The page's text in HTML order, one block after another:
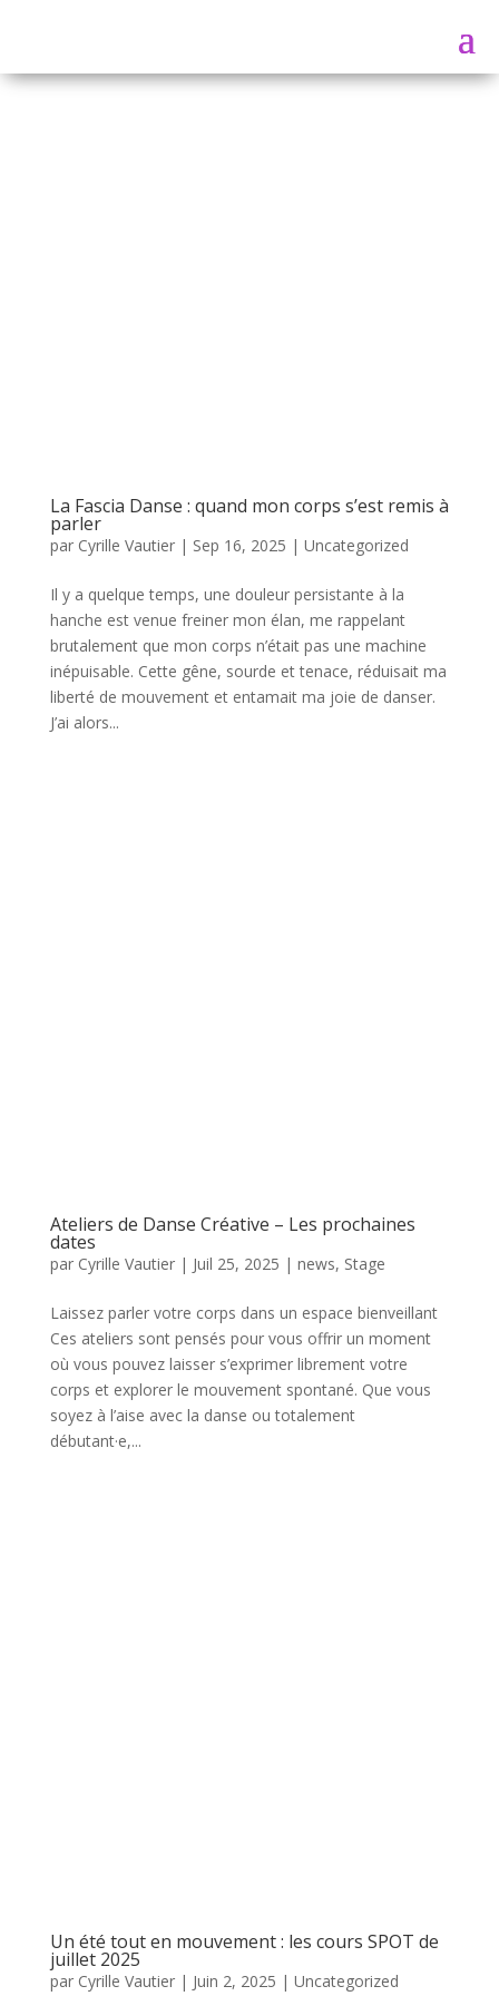
La Fascia Danse : quand mon corps s’est remis à
parler
par Cyrille Vautier| Sep 16, 2025 | Uncategorized
Il y a quelque temps, une douleur persistante à la
hanche est venue freiner mon élan, me rappelant
brutalement que mon corps n’était pas une machine
inépuisable. Cette gêne, sourde et tenace, réduisait ma
liberté de mouvement et entamait ma joie de danser.
J’ai alors...
Ateliers de Danse Créative – Les prochaines
dates
par Cyrille Vautier| Juil 25, 2025 | news, Stage
Laissez parler votre corps dans un espace bienveillant
Ces ateliers sont pensés pour vous offrir un moment
où vous pouvez laisser s’exprimer librement votre
corps et explorer le mouvement spontané. Que vous
soyez à l’aise avec la danse ou totalement
débutant·e,...
Un été tout en mouvement : les cours SPOT de
juillet 2025
par Cyrille Vautier| Juin 2, 2025 | Uncategorized